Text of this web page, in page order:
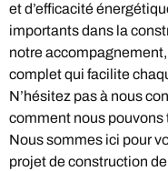
et d’efficacité
importants dans la
notre
complet qui facilite
N’hésitez pas à nous
comment nous pouvons
Nous sommes ici pour
projet de construction